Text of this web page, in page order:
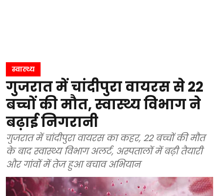
स्वास्थ्य
गुजरात में चांदीपुरा वायरस से 22
बच्चों की मौत, स्वास्थ्य विभाग ने
बढ़ाई निगरानी
गुजरात में चांदीपुरा वायरस का कहर, 22 बच्चों की मौत
के बाद स्वास्थ्य विभाग अलर्ट, अस्पतालों में बढ़ी तैयारी
और गांवों में तेज हुआ बचाव अभियान